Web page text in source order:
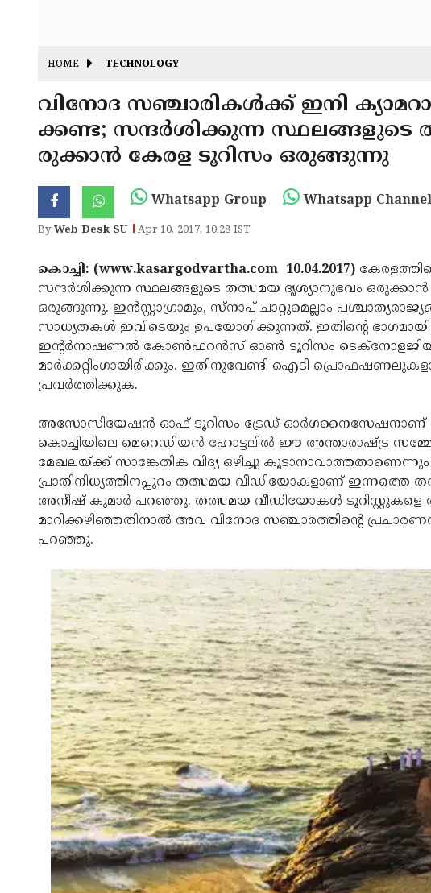
HOME TECHNOLOGY
വിനോദ സഞ്ചാരികള്‍ക്ക് ഇനി
ക്കണ്ട; സന്ദര്‍ശിക്കുന്ന സ്ഥലങ്ങളുടെ
രുക്കാന്‍ കേരള ടൂറിസം ഒരുങ്ങുന്നു
Whatsapp Group Whatsapp Channel
ByWeb Desk SU Apr 10, 2017, 10:28 IST
കൊച്ചി: (www.kasargodvartha.com 10.04.2017)
സന്ദര്‍ശിക്കുന്ന സ്ഥലങ്ങളുടെ തത്സമയ ദൃശ്യാനുഭവം
ഒരുങ്ങുന്നു. ഇന്‍സ്റ്റാഗ്രാമും, സ്‌നാപ് ചാറ്റുമെല്ലാം
സാധ്യതകള്‍ ഇവിടെയും ഉപയോഗിക്കുന്നത്. ഇതിന്റെ ഭാഗമായി
ഇന്റര്‍നാഷണല്‍ കോണ്‍ഫറന്‍സ് ഓണ്‍ ടൂറിസം
മാര്‍ക്കറ്റിംഗായിരിക്കും. ഇതിനുവേണ്ടി ഐടി
പ്രവര്‍ത്തിക്കുക.
അസോസിയേഷന്‍ ഓഫ് ടൂറിസം ട്രേഡ് ഓര്‍ഗനൈസേഷനാണ്
കൊച്ചിയിലെ മെറെഡിയന്‍ ഹോട്ടലില്‍ ഈ അന്താരാഷ്ട്ര
മേഖലയ്ക്ക് സാങ്കേതിക വിദ്യ ഒഴിച്ചു
പ്രാതിനിധ്യത്തിനപ്പുറം തത്സമയ വീഡിയോകളാണ് ഇന്നത്തെ
അനീഷ് കുമാര്‍ പറഞ്ഞു. തത്സമയ വീഡിയോകള്‍ ടൂറിസ്റ്റുകളെ
മാറിക്കഴിഞ്ഞതിനാല്‍ അവ വിനോദ സഞ്ചാരത്തിന്റെ
പറഞ്ഞു.